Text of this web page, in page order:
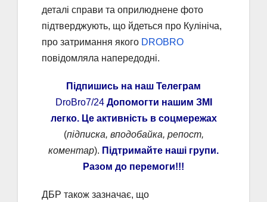
деталі справи та оприлюднене фото
підтверджують, що йдеться про Кулініча,
про затримання якого DROBRO
повідомляла напередодні.
Підпишись на наш Телеграм
DroBro7/24 Допомогти нашим ЗМІ
легко. Це активність в соцмережах
(підписка, вподобайка, репост,
коментар). Підтримайте наші групи.
Разом до перемоги!!!
ДБР також зазначає, що